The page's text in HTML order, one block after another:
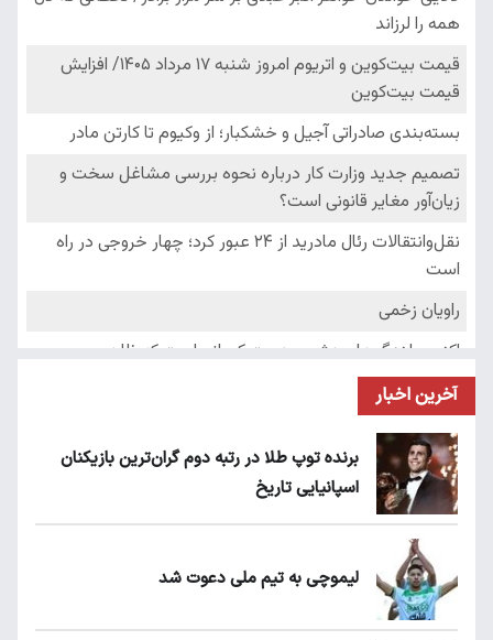
آخرین اخبار
برنده توپ طلا در رتبه دوم گران‌ترین بازیکنان
اسپانیایی تاریخ
لیموچی به تیم ملی دعوت شد